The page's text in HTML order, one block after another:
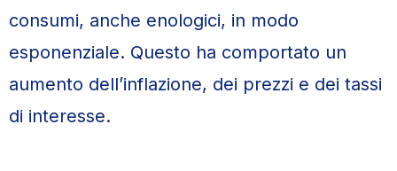
consumi, anche enologici, in modo
esponenziale. Questo ha comportato un
aumento dell’inflazione, dei prezzi e dei tassi
di interesse.